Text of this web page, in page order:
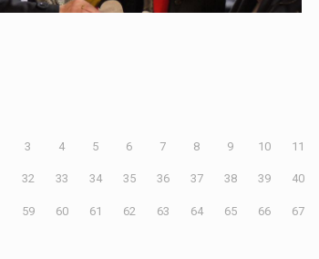
3 4 5 6 7 8 9 10 11
32 33 34 35 36 37 38 39 40
59 60 61 62 63 64 65 66 67